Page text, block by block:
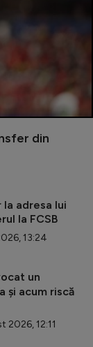
din
la adresa lui
la FCSB
13:24
un
și acum riscă
2026, 12:11